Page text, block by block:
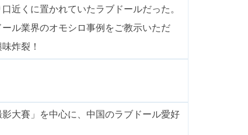
近くに置かれていたラブドールだった。
ル業界のオモシロ事例をご教示いただ
炸裂！
大賽」を中心に、中国のラブドール愛好